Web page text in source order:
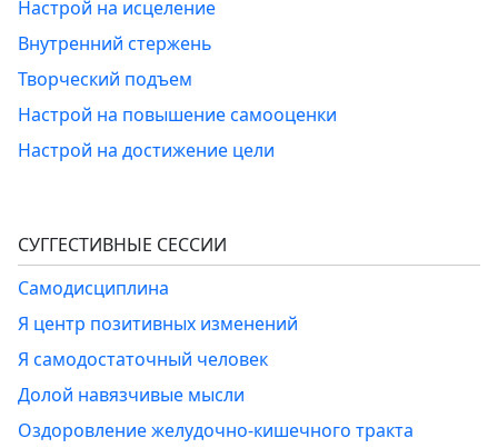
Настрой на исцеление
Внутренний стержень
Творческий подъем
Настрой на повышение самооценки
Настрой на достижение цели
СУГГЕСТИВНЫЕ СЕССИИ
Самодисциплина
Я центр позитивных изменений
Я самодостаточный человек
Долой навязчивые мысли
Оздоровление желудочно-кишечного тракта